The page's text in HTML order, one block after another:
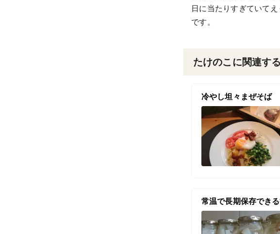
日に当たりすぎていて
です。
たけのこに関連す
冷やし坦々まぜそば
常温で長期保存でき